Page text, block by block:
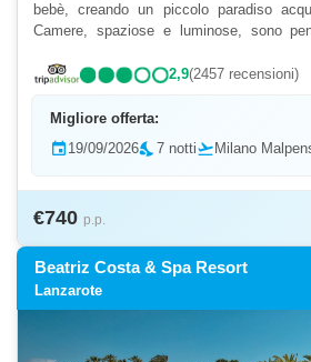
bebè, creando un piccolo paradiso
Camere, spaziose e luminose, sono
2,9(2457 recensioni)
Migliore offerta:
event 19/09/2026nights_stay7 nottiflight_takeoff Milano
€740 p.p.
Beatriz Costa & Spa Resort
Lanzarote